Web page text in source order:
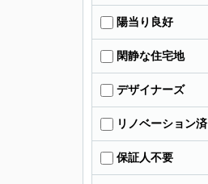
陽当り良好
閑静な住宅地
デザイナーズ
リノベーション済
保証人不要